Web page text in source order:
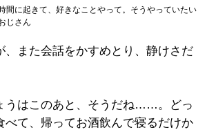
間に起きて、好きなことやって。そうやっていたい
じさん
、また会話をかすめとり、静けさだ
うはこのあと、そうだね……。どっ
べて、帰ってお酒飲んで寝るだけか